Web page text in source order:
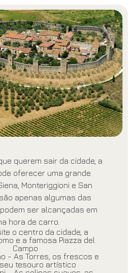
querem sair da cidade, a
oferecer uma grande
Monteriggioni e San
apenas algumas das
ser alcançadas em
hora de carro.
o centro da cidade, a
e a famosa Piazza del
Campo
- As Torres, os frescos e
tesouro artístico